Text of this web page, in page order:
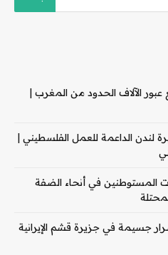
عبور الآلاف الحدود من المغرب |
لندن الداعمة للعمل الفلسطيني |
المستوطنين في أنحاء الضفة
جسيمة في جزيرة قشم الإيرانية